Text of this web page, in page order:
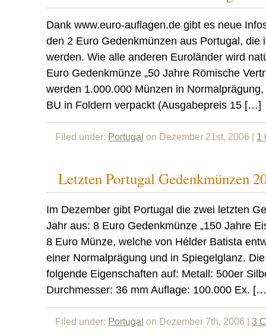
Dank www.euro-auflagen.de gibt es neue
den 2 Euro Gedenkmünzen aus Portugal, die
werden. Wie alle anderen Euroländer wird
Euro Gedenkmünze „50 Jahre Römische
werden 1.000.000 Münzen in
BU in Foldern verpackt (Ausgabepreis 15 […]
Filed under: Portugal on Dezember 21st, 2006 | 1
Letzten Portugal Gedenkmünzen
Im Dezember gibt Portugal die zwei letzten
Jahr aus: 8 Euro Gedenkmünze „150 Jahre
8 Euro Münze, welche von Hélder Batista
einer Normalprägung und in Spiegelglanz.
folgende Eigenschaften auf: Metall: 500er
Durchmesser: 36 mm Auflage: 100.000 Ex.
Filed under: Portugal on Dezember 7th, 2006 | 3